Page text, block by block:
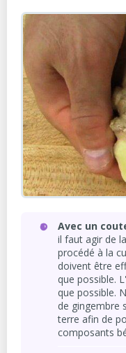
Avec un
il faut agir de
procédé à la
doivent être
que possible.
que possible.
de gingembre
terre afin de
composants